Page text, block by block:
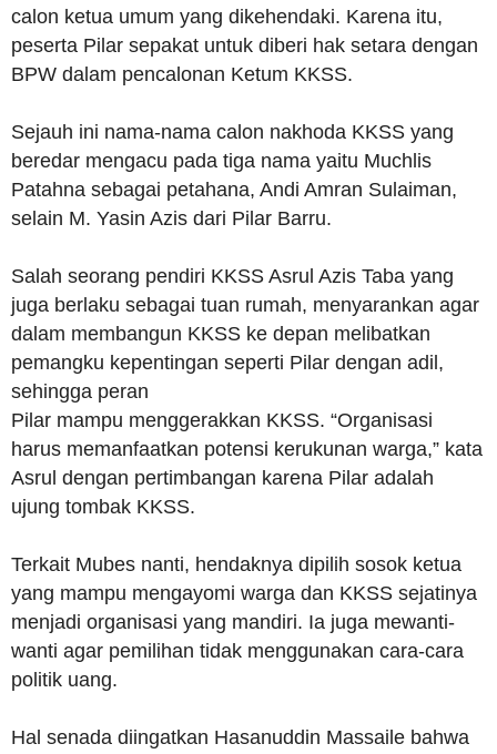
calon ketua umum yang dikehendaki. Karena itu,
peserta Pilar sepakat untuk diberi hak setara dengan
BPW dalam pencalonan Ketum KKSS.
Sejauh ini nama-nama calon nakhoda KKSS yang
beredar mengacu pada tiga nama yaitu Muchlis
Patahna sebagai petahana, Andi Amran Sulaiman,
selain M. Yasin Azis dari Pilar Barru.
Salah seorang pendiri KKSS Asrul Azis Taba yang
juga berlaku sebagai tuan rumah, menyarankan agar
dalam membangun KKSS ke depan melibatkan
pemangku kepentingan seperti Pilar dengan adil,
sehingga peran
Pilar mampu menggerakkan KKSS. “Organisasi
harus memanfaatkan potensi kerukunan warga,” kata
Asrul dengan pertimbangan karena Pilar adalah
ujung tombak KKSS.
Terkait Mubes nanti, hendaknya dipilih sosok ketua
yang mampu mengayomi warga dan KKSS sejatinya
menjadi organisasi yang mandiri. Ia juga mewanti-
wanti agar pemilihan tidak menggunakan cara-cara
politik uang.
Hal senada diingatkan Hasanuddin Massaile bahwa